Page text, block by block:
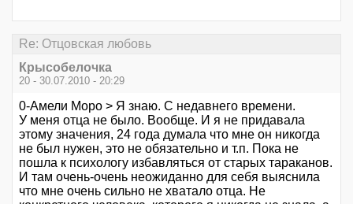
Re: Отцовская любовь
Крысобелочка
20 - 30.07.2010 - 20:29
0-Амели Моро > Я знаю. С недавнего времени.
У меня отца не было. Вообще. И я не придавала
этому значения, 24 года думала что мне он никогда
не был нужен, это не обязательно и т.п. Пока не
пошла к психологу избавляться от старых тараканов.
И там очень-очень неожиданно для себя выяснила
что мне очень сильно не хватало отца. Не